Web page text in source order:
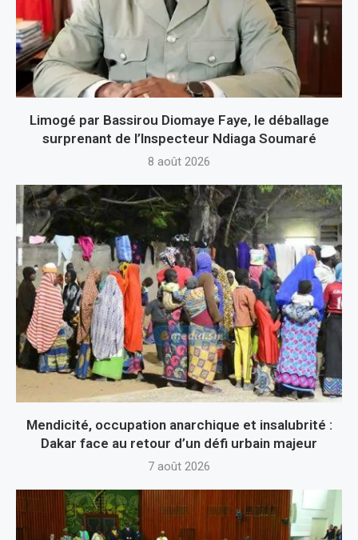
Limogé par Bassirou Diomaye Faye, le déballage
surprenant de l’Inspecteur Ndiaga Soumaré
8 août 2026
Mendicité, occupation anarchique et insalubrité :
Dakar face au retour d’un défi urbain majeur
7 août 2026